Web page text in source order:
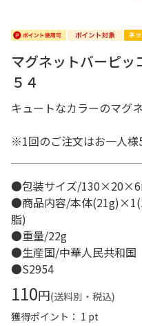
マグネットバーピ
５４
キュートなカラーのマグ
※1回のご注文はお一人様
●包装サイズ/
●商品内容/本体
脂)
●重量/22g
●生産国/中華人民共和国
●S2954
110円(送料別・税込)
獲得ポイント： 1 pt